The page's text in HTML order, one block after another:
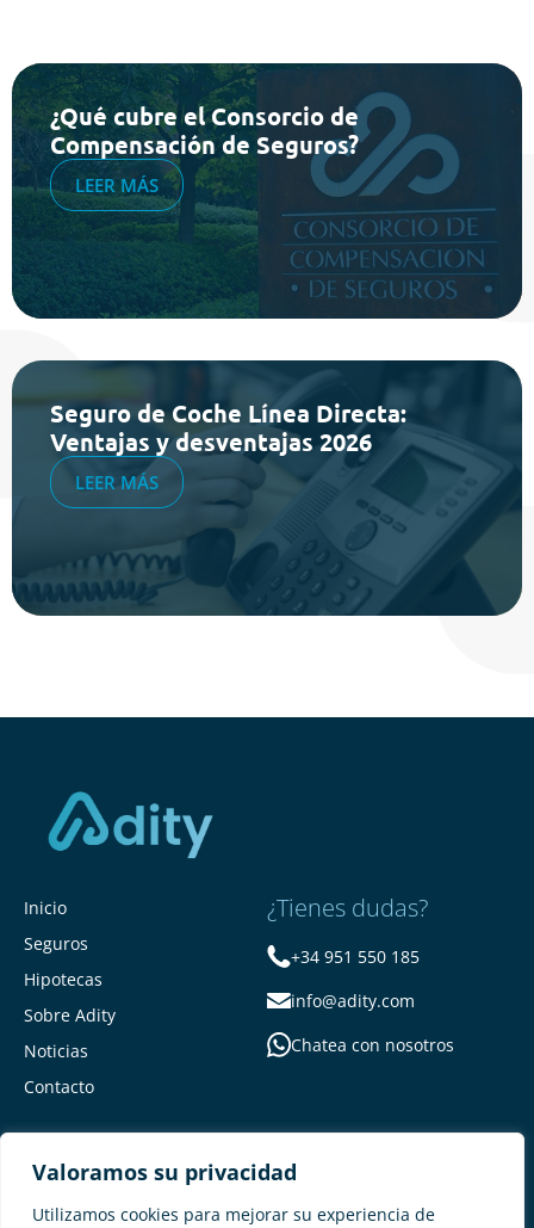
Valoramos su privacidad
Utilizamos cookies para mejorar su experiencia de
¿Qué cubre el Consorcio de
Compensación de Seguros?
LEER MÁS
Seguro de Coche Línea Directa:
Ventajas y desventajas 2026
LEER MÁS
Inicio
Seguros
Hipotecas
Sobre Adity
Noticias
Contacto
¿Tienes dudas?
+34 951 550 185
info@adity.com
Chatea con nosotros